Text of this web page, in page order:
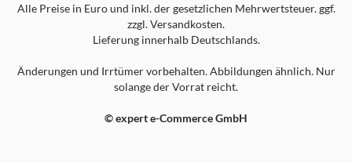
Alle Preise in Euro und inkl. der gesetzlichen Mehrwertsteuer. ggf.
zzgl. Versandkosten.
Lieferung innerhalb Deutschlands.
Änderungen und Irrtümer vorbehalten. Abbildungen ähnlich. Nur
solange der Vorrat reicht.
© expert e-Commerce GmbH